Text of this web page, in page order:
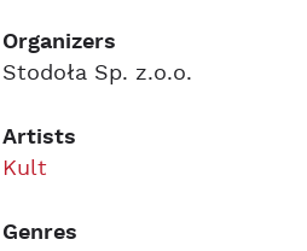
Organizers
Stodoła Sp. z.o.o.
Artists
Kult
Genres